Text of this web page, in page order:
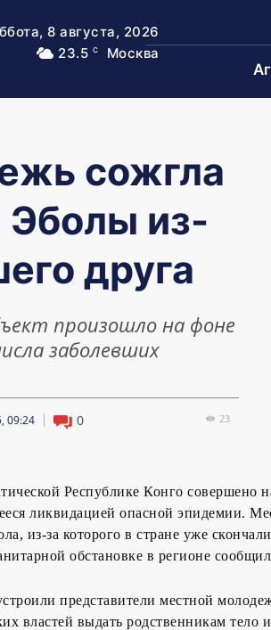
8 августа, 2026
23.5 C Москва
сожгла
Эболы из-
друга
произошло на фоне
заболевших
09:24 0 23
Республике Конго совершено
ликвидацией опасной эпидемии.
из-за которого в стране уже
обстановке в регионе
представители местной
властей выдать родственникам тело